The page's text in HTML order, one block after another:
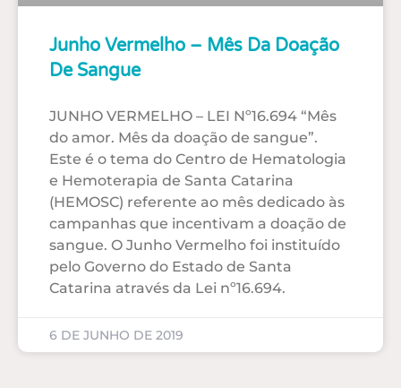
Junho Vermelho – Mês Da Doação
De Sangue
JUNHO VERMELHO – LEI Nº16.694 “Mês
do amor. Mês da doação de sangue”.
Este é o tema do Centro de Hematologia
e Hemoterapia de Santa Catarina
(HEMOSC) referente ao mês dedicado às
campanhas que incentivam a doação de
sangue. O Junho Vermelho foi instituído
pelo Governo do Estado de Santa
Catarina através da Lei nº16.694.
6 DE JUNHO DE 2019